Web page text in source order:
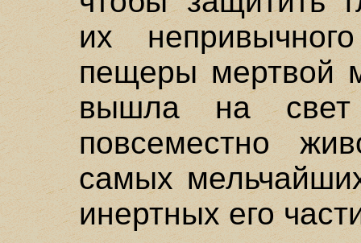
их
пещеры мертвой
вышла на свет
повсеместно
самых
инертных его